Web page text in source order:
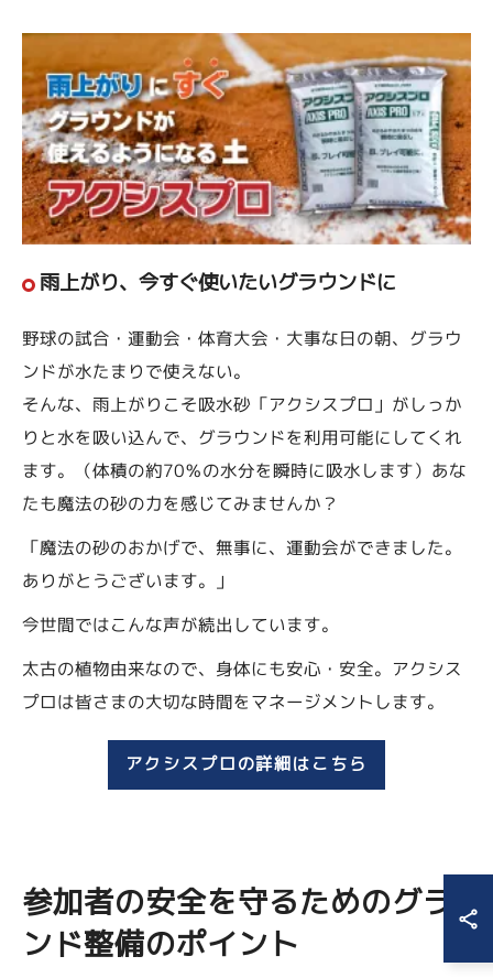
雨上がり、今すぐ使いたいグラウンドに
野球の試合・運動会・体育大会・大事な日の朝、グラウ
ンドが水たまりで使えない。
そんな、雨上がりこそ吸水砂「アクシスプロ」がしっか
りと水を吸い込んで、グラウンドを利用可能にしてくれ
ます。（体積の約70％の水分を瞬時に吸水します）あな
たも魔法の砂の力を感じてみませんか？
「魔法の砂のおかげで、無事に、運動会ができました。
ありがとうございます。」
今世間ではこんな声が続出しています。
太古の植物由来なので、身体にも安心・安全。アクシス
プロは皆さまの大切な時間をマネージメントします。
アクシスプロの詳細はこちら
参加者の安全を守るためのグラ
ンド整備のポイント